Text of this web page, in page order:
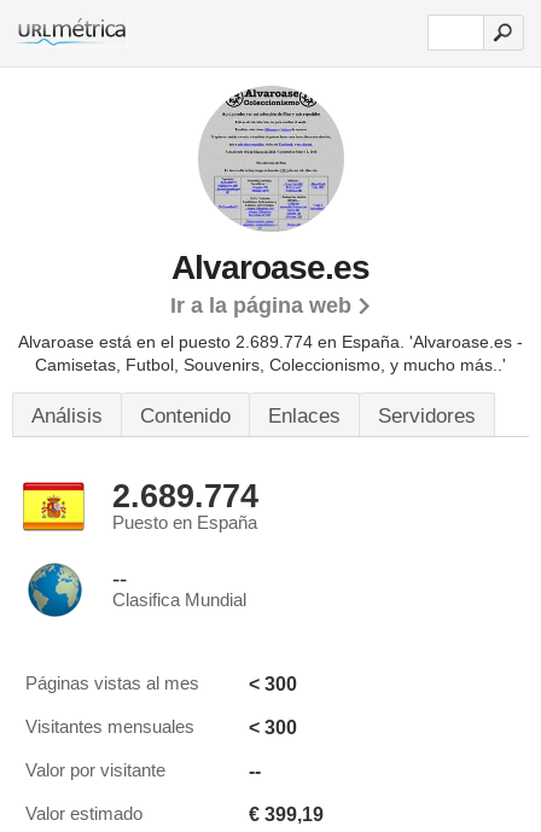
Alvaroase.es
Ir a la página web
Alvaroase está en el puesto 2.689.774 en España. 'Alvaroase.es -
Camisetas, Futbol, Souvenirs, Coleccionismo, y mucho más..'
Análisis Contenido Enlaces Servidores
2.689.774
Puesto en España
--
Clasifica Mundial
Páginas vistas al mes < 300
Visitantes mensuales < 300
Valor por visitante --
Valor estimado € 399,19